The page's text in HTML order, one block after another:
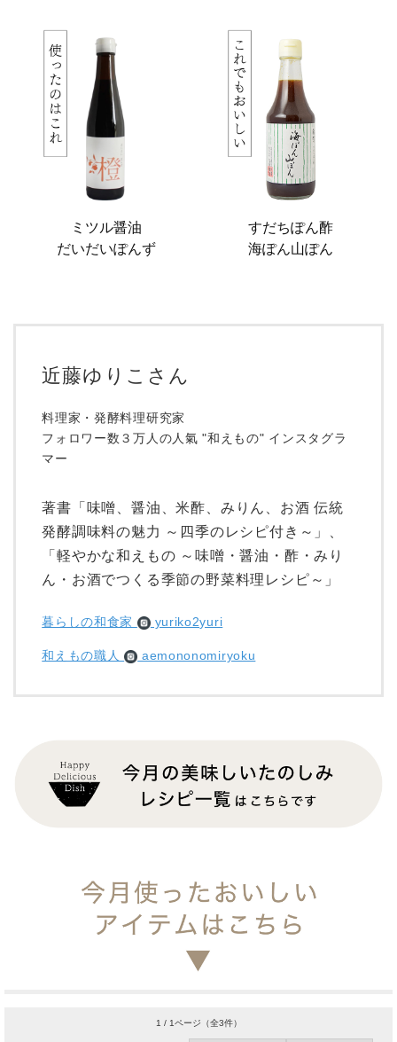
ミツル醤油
だいだいぽんず
すだちぽん酢
海ぽん山ぽん
近藤ゆりこさん
料理家・発酵料理研究家
フォロワー数３万人の人氣 "和えもの" インスタグラ
マー
著書「味噌、醤油、米酢、みりん、お酒 伝統
発酵調味料の魅力 ～四季のレシピ付き～」、
「軽やかな和えもの ～味噌・醤油・酢・みり
ん・お酒でつくる季節の野菜料理レシピ～」
暮らしの和食家 yuriko2yuri
和えもの職人 aemononomiryoku
1 / 1ページ （全3件）